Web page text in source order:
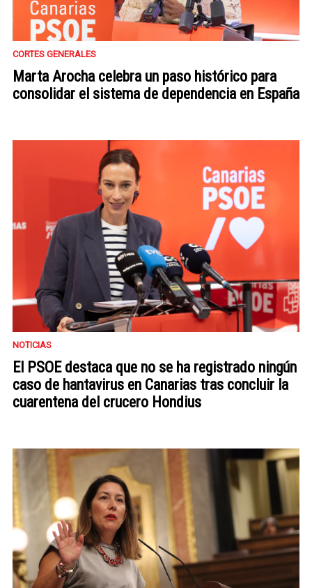
CORTES GENERALES
Marta Arocha celebra un paso histórico para
consolidar el sistema de dependencia en España
NOTICIAS
El PSOE destaca que no se ha registrado ningún
caso de hantavirus en Canarias tras concluir la
cuarentena del crucero Hondius